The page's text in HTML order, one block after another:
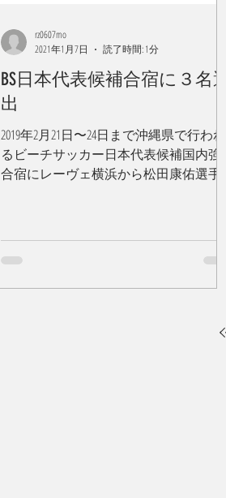
BS日本代表候補合宿に３名選
出
2019年2月21日〜24日まで沖縄県で行われ
るビーチサッカー日本代表候補国内強化
合宿にレーヴェ横浜から松田康佑選手
rz0607mo
2021年1月7日
読了時間: 1分